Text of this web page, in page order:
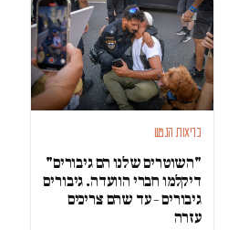
בריאות הנפש
"השוטרים שלנו הם גיבורים"
דיקלמו חברי הוועדה. גיבורים
גיבורים – עד שהם צריכים
עזרה